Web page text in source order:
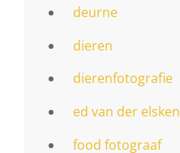
deurne
dieren
dierenfotografie
ed van der elsken
food fotograaf